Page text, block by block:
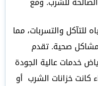
للتآكل والتسربات، مما
صحية. تقدم
خدمات عالية الجودة
كانت خزانات الشرب أو